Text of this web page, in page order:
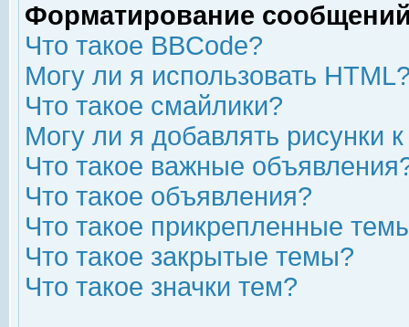
Форматирование
Что такое BBCode?
Могу ли я использовать
Что такое смайлики?
Могу ли я добавлять рисунки
Что такое важные
Что такое объявления?
Что такое прикрепленные
Что такое закрытые темы?
Что такое значки тем?